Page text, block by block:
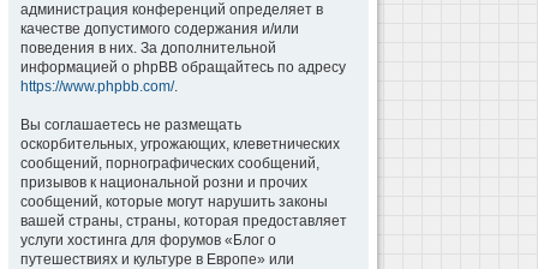
администрация конференций определяет в
качестве допустимого содержания и/или
поведения в них. За дополнительной
информацией о phpBB обращайтесь по адресу
https://www.phpbb.com/.
Вы соглашаетесь не размещать
оскорбительных, угрожающих, клеветнических
сообщений, порнографических сообщений,
призывов к национальной розни и прочих
сообщений, которые могут нарушить законы
вашей страны, страны, которая предоставляет
услуги хостинга для форумов «Блог о
путешествиях и культуре в Европе» или